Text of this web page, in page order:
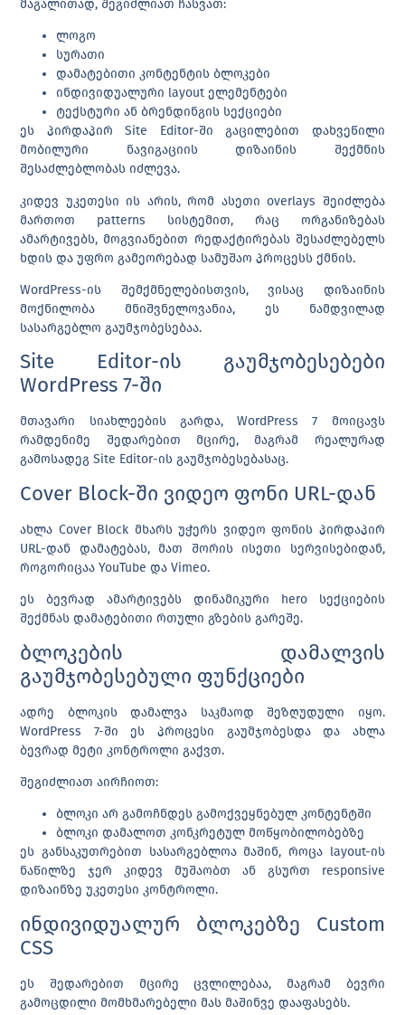
მაგალითად, შეგიძლიათ ჩასვათ:
ლოგო
სურათი
დამატებითი კონტენტის ბლოკები
ინდივიდუალური layout ელემენტები
ტექსტური ან ბრენდინგის სექციები
ეს პირდაპირ Site Editor-ში გაცილებით დახვეწილი
მობილური ნავიგაციის დიზაინის შექმნის
შესაძლებლობას იძლევა.
კიდევ უკეთესი ის არის, რომ ასეთი overlays შეიძლება
მართოთ patterns სისტემით, რაც ორგანიზებას
ამარტივებს, მოგვიანებით რედაქტირებას შესაძლებელს
ხდის და უფრო გამეორებად სამუშაო პროცესს ქმნის.
WordPress-ის შემქმნელებისთვის, ვისაც დიზაინის
მოქნილობა მნიშვნელოვანია, ეს ნამდვილად
სასარგებლო გაუმჯობესებაა.
Site Editor-ის გაუმჯობესებები
WordPress 7-ში
მთავარი სიახლეების გარდა, WordPress 7 მოიცავს
რამდენიმე შედარებით მცირე, მაგრამ რეალურად
გამოსადეგ Site Editor-ის გაუმჯობესებასაც.
Cover Block-ში ვიდეო ფონი URL-დან
ახლა Cover Block მხარს უჭერს ვიდეო ფონის პირდაპირ
URL-დან დამატებას, მათ შორის ისეთი სერვისებიდან,
როგორიცააYouTube დაVimeo.
ეს ბევრად ამარტივებს დინამიკური hero სექციების
შექმნას დამატებითი რთული გზების გარეშე.
ბლოკების დამალვის
გაუმჯობესებული ფუნქციები
ადრე ბლოკის დამალვა საკმაოდ შეზღუდული იყო.
WordPress 7-ში ეს პროცესი გაუმჯობესდა და ახლა
ბევრად მეტი კონტროლი გაქვთ.
შეგიძლიათ აირჩიოთ:
ბლოკი არ გამოჩნდეს გამოქვეყნებულ კონტენტში
ბლოკი დამალოთ კონკრეტულ მოწყობილობებზე
ეს განსაკუთრებით სასარგებლოა მაშინ, როცა layout-ის
ნაწილზე ჯერ კიდევ მუშაობთ ან გსურთ responsive
დიზაინზე უკეთესი კონტროლი.
ინდივიდუალურ ბლოკებზე Custom
CSS
ეს შედარებით მცირე ცვლილებაა, მაგრამ ბევრი
გამოცდილი მომხმარებელი მას მაშინვე დააფასებს.